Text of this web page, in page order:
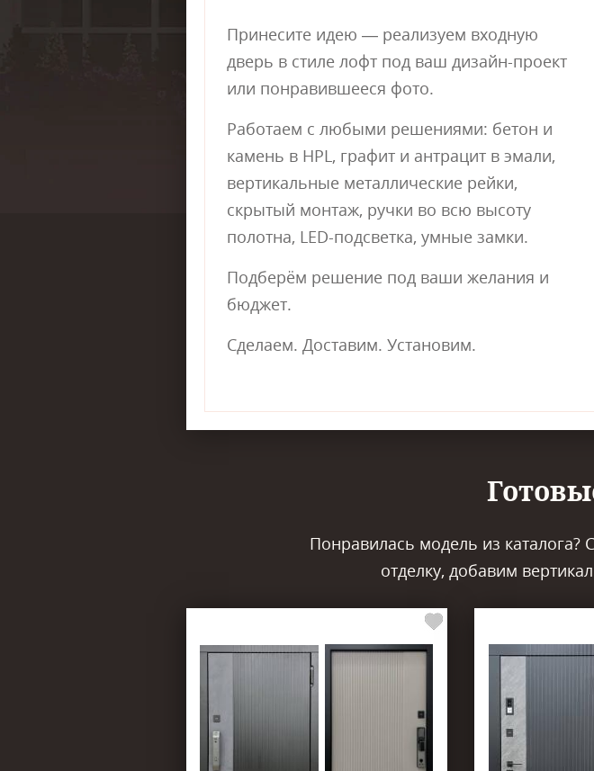
Принесите идею — реализуем входную
дверь в стиле лофт под ваш дизайн-проект
или понравившееся фото.
Работаем с любыми решениями: бетон и
камень в HPL, графит и антрацит в эмали,
вертикальные металлические рейки,
скрытый монтаж, ручки во всю высоту
полотна, LED-подсветка, умные замки.
Подберём решение под ваши желания и
бюджет.
Сделаем. Доставим. Установим.
Понравилась модель из каталога?
отделку, добавим